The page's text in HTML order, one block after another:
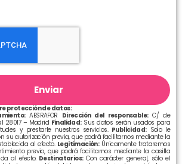
Enviar
protección de datos:
AESRAFOR Dirección del responsable:C/ de
28017 – Madrid Finalidad:Sus datos serán usados para
y prestarle nuestros servicios. Publicidad:Solo le
su autorización previa, que podrá facilitarnos mediante la
al efecto. Legitimación:Únicamente trataremos
previo, que podrá facilitarnos mediante la casilla
al efecto.Destinatarios:Con carácter general, sólo el